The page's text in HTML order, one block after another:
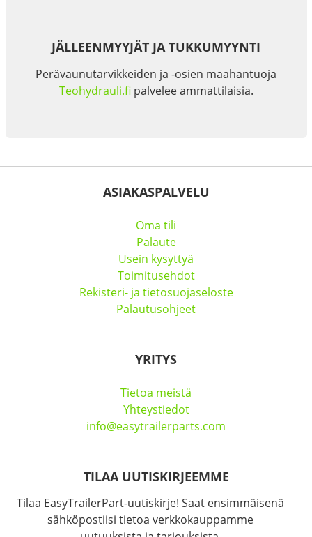
JÄLLEENMYYJÄT JA TUKKUMYYNTI
Perävaunutarvikkeiden ja -osien maahantuoja
Teohydrauli.fi palvelee ammattilaisia.
ASIAKASPALVELU
Oma tili
Palaute
Usein kysyttyä
Toimitusehdot
Rekisteri- ja tietosuojaseloste
Palautusohjeet
YRITYS
Tietoa meistä
Yhteystiedot
info@easytrailerparts.com
TILAA UUTISKIRJEEMME
Tilaa EasyTrailerPart-uutiskirje! Saat ensimmäisenä
sähköpostiisi tietoa verkkokauppamme